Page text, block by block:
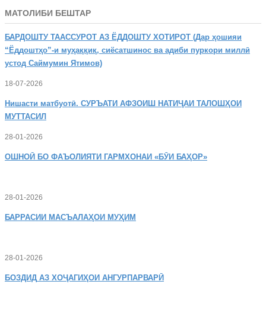
МАТОЛИБИ БЕШТАР
БАРДОШТУ ТААССУРОТ АЗ ЁДДОШТУ ХОТИРОТ (Дар ҳошияи
“Ёддоштҳо”-и муҳаққиқ, сиёсатшинос ва адиби пуркори миллӣ
устод Саймумин Ятимов)
18-07-2026
Нишасти матбуотӣ. СУРЪАТИ АФЗОИШ НАТИҶАИ ТАЛОШҲОИ
МУТТАСИЛ
28-01-2026
ОШНОӢ БО ФАЪОЛИЯТИ ГАРМХОНАИ «БӮИ БАҲОР»
28-01-2026
БАРРАСИИ МАСЪАЛАҲОИ МУҲИМ
28-01-2026
БОЗДИД АЗ ХОҶАГИҲОИ АНГУРПАРВАРӢ